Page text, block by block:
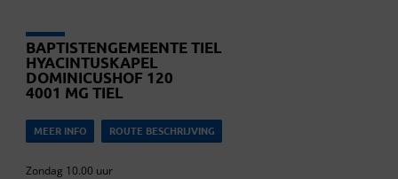
BAPTISTENGEMEENTE TIEL
HYACINTUSKAPEL
DOMINICUSHOF 120
4001 MG TIEL
MEER INFO ROUTE BESCHRIJVING
Zondag 10.00 uur